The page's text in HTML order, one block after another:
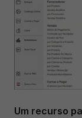
Um recurso